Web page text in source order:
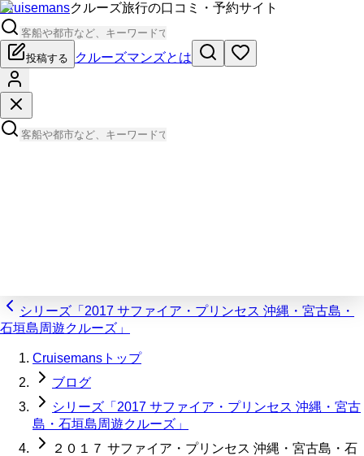
Cruisemansクルーズ旅行の口コミ・予約サイト
投稿する クルーズマンズとは
シリーズ「2017 サファイア・プリンセス 沖縄・宮古島・
石垣島周遊クルーズ」
Cruisemansトップ
ブログ
シリーズ「2017 サファイア・プリンセス 沖縄・宮古
島・石垣島周遊クルーズ」
２０１７ サファイア・プリンセス 沖縄・宮古島・石